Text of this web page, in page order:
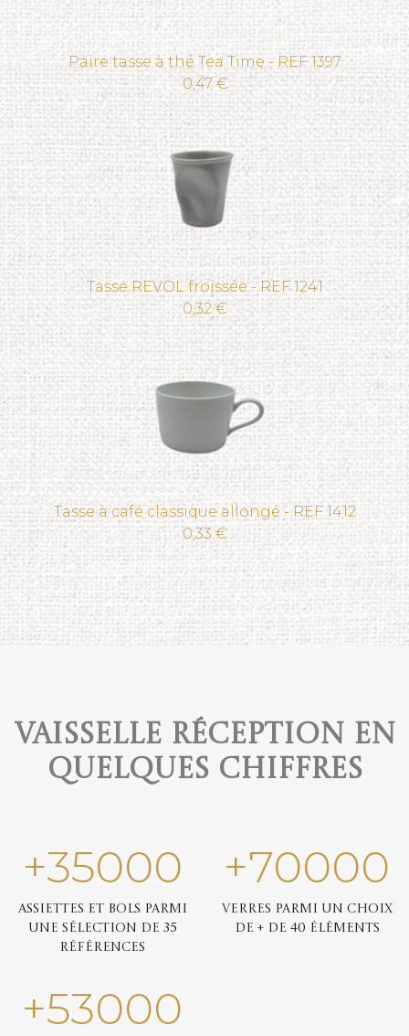
Paire tasse à thé Tea Time - REF 1397
0,47 €
Tasse REVOL froissée - REF 1241
0,32 €
Tasse à café classique allongé - REF 1412
0,33 €
Vaisselle réception en
quelques chiffres
+35000
Assiettes et bols parmi
une sélection de 35
références
+70000
Verres parmi un choix
de + de 40 éléments
+53000